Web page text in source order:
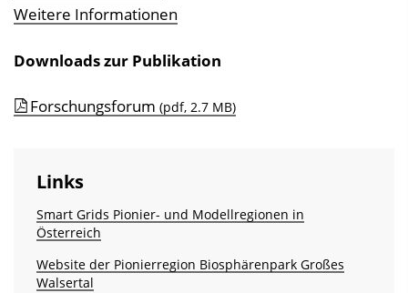
Weitere Informationen
Downloads zur Publikation
Forschungsforum (pdf, 2.7 MB)
Links
Smart Grids Pionier- und Modellregionen in
Österreich
Website der Pionierregion Biosphärenpark Großes
Walsertal